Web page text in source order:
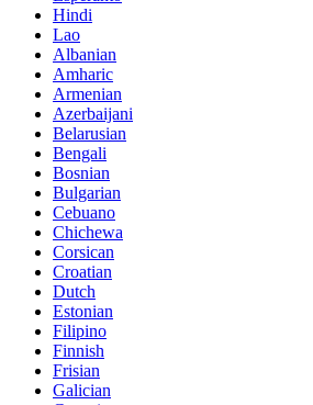
Hindi
Lao
Albanian
Amharic
Armenian
Azerbaijani
Belarusian
Bengali
Bosnian
Bulgarian
Cebuano
Chichewa
Corsican
Croatian
Dutch
Estonian
Filipino
Finnish
Frisian
Galician